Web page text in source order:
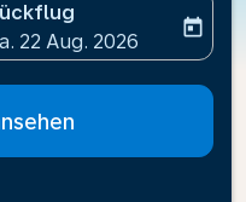
aria-label
booking-return-date-
22 Aug. 2026
today